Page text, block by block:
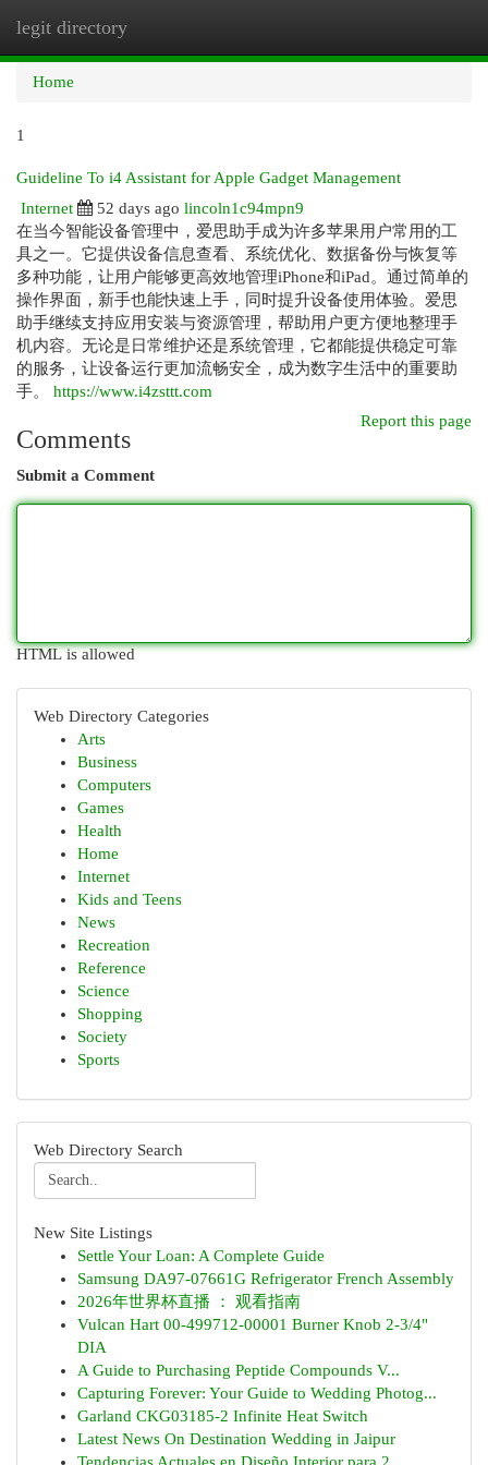
legit directory
Home
1
Guideline To i4 Assistant for Apple Gadget Management
Internet
52 days ago lincoln1c94mpn9
在当今智能设备管理中，爱思助手成为许多苹果用户常用的工
具之一。它提供设备信息查看、系统优化、数据备份与恢复等
多种功能，让用户能够更高效地管理iPhone和iPad。通过简单的
操作界面，新手也能快速上手，同时提升设备使用体验。爱思
助手继续支持应用安装与资源管理，帮助用户更方便地整理手
机内容。无论是日常维护还是系统管理，它都能提供稳定可靠
的服务，让设备运行更加流畅安全，成为数字生活中的重要助
手。 https://www.i4zsttt.com
Report this page
Comments
Submit a Comment
HTML is allowed
Web Directory Categories
Arts
Business
Computers
Games
Health
Home
Internet
Kids and Teens
News
Recreation
Reference
Science
Shopping
Society
Sports
Web Directory Search
New Site Listings
Settle Your Loan: A Complete Guide
Samsung DA97-07661G Refrigerator French Assembly
2026年世界杯直播 ： 观看指南
Vulcan Hart 00-499712-00001 Burner Knob 2-3/4"
DIA
A Guide to Purchasing Peptide Compounds V...
Capturing Forever: Your Guide to Wedding Photog...
Garland CKG03185-2 Infinite Heat Switch
Latest News On Destination Wedding in Jaipur